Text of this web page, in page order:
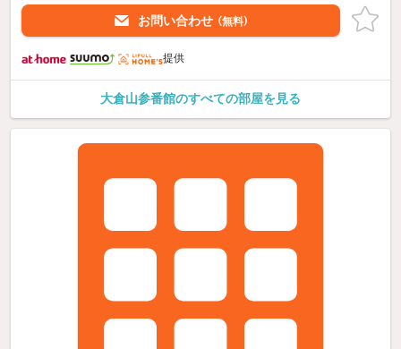
お問い合わせ （無料）
提供
大倉山参番館のすべての部屋を見る